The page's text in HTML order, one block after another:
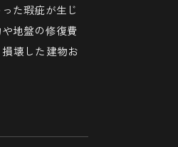
た瑕疵が生じ
地盤の修復費
壊した建物お